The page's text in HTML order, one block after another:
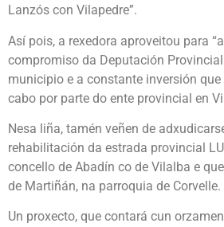
Lanzós con Vilapedre”.
Así pois, a rexedora aproveitou para
compromiso da Deputación
municipio e a constante inversión que
cabo por parte do ente provincial en
Nesa liña, tamén veñen de
rehabilitación da estrada provincial
concello de Abadín co de Vilalba e
de Martiñán, na parroquia de Corvelle.
Un proxecto, que contará cun